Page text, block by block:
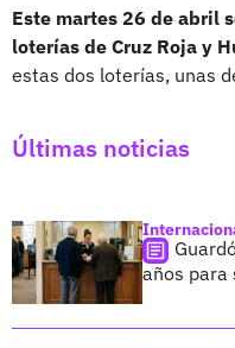
Este martes 26 de abril
loterías de Cruz Roja y
estas dos loterías, unas
Últimas noticias
años para